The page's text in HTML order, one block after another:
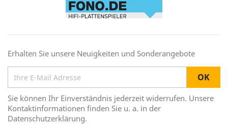
Erhalten Sie unsere Neuigkeiten und Sonderangebote
Sie können Ihr Einverständnis jederzeit widerrufen. Unsere
Kontaktinformationen finden Sie u. a. in der
Datenschutzerklärung.